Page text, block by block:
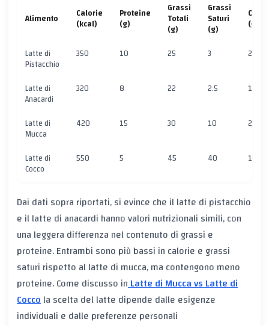
Alimento Calorie
(kcal)
Proteine
(g)
Grassi
Totali
(g)
Grassi
Saturi
(g) (g)
Latte di
Pistacchio
350 10 25 3 20
Latte di
Anacardi
320 8 22 2.5 18
Latte di
Mucca
420 15 30 10 25
Latte di
Cocco
550 5 45 40 10
Dai dati sopra riportati, si evince che il latte di pistacchio
e il latte di anacardi hanno valori nutrizionali simili, con
una leggera differenza nel contenuto di grassi e
proteine. Entrambi sono più bassi in calorie e grassi
saturi rispetto al latte di mucca, ma contengono meno
proteine. Come discusso inLatte di Mucca vs Latte di
Coccola scelta del latte dipende dalle esigenze
individuali e dalle preferenze personali